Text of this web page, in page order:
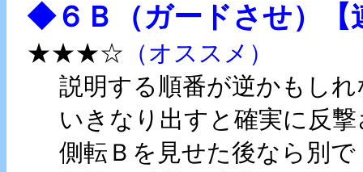
◆６Ｂ（ガードさせ）
★★★☆ （オススメ）
説明する順番が逆かもし
いきなり出すと確実に反
側転Ｂを見せた後なら別で